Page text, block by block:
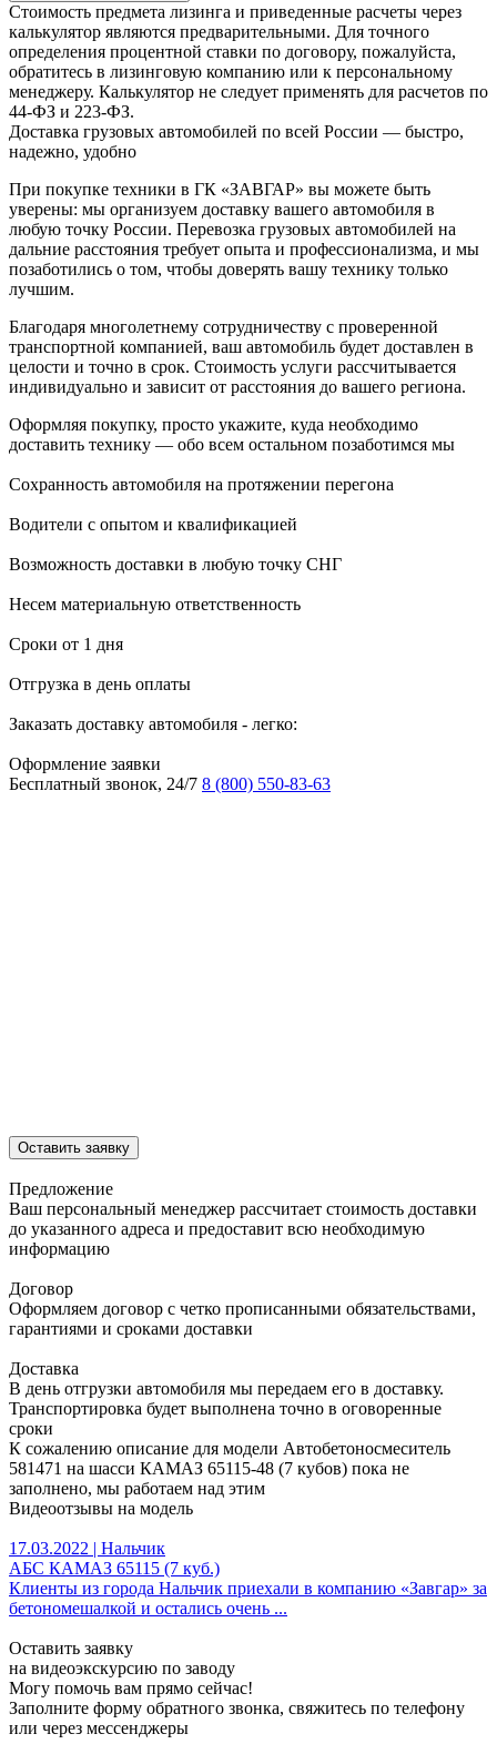
Стоимость предмета лизинга и приведенные расчеты через
калькулятор являются предварительными. Для точного
определения процентной ставки по договору, пожалуйста,
обратитесь в лизинговую компанию или к персональному
менеджеру. Калькулятор не следует применять для расчетов по
44-ФЗ и 223-ФЗ.
Доставка грузовых автомобилей по всей России — быстро,
надежно, удобно
При покупке техники в ГК «ЗАВГАР» вы можете быть
уверены: мы организуем доставку вашего автомобиля в
любую точку России. Перевозка грузовых автомобилей на
дальние расстояния требует опыта и профессионализма, и мы
позаботились о том, чтобы доверять вашу технику только
лучшим.
Благодаря многолетнему сотрудничеству с проверенной
транспортной компанией, ваш автомобиль будет доставлен в
целости и точно в срок. Стоимость услуги рассчитывается
индивидуально и зависит от расстояния до вашего региона.
Оформляя покупку, просто укажите, куда необходимо
доставить технику — обо всем остальном позаботимся мы
Сохранность автомобиля на протяжении перегона
Водители с опытом и квалификацией
Возможность доставки в любую точку СНГ
Несем материальную ответственность
Сроки от 1 дня
Отгрузка в день оплаты
Заказать доставку автомобиля - легко:
Оформление заявки
Бесплатный звонок, 24/7 8 (800) 550-83-63
Оставить заявку
Предложение
Ваш персональный менеджер рассчитает стоимость доставки
до указанного адреса и предоставит всю необходимую
информацию
Договор
Оформляем договор с четко прописанными обязательствами,
гарантиями и сроками доставки
Доставка
В день отгрузки автомобиля мы передаем его в доставку.
Транспортировка будет выполнена точно в оговоренные
сроки
К сожалению описание для модели Автобетоносмеситель
581471 на шасси КАМАЗ 65115-48 (7 кубов) пока не
заполнено, мы работаем над этим
Видеоотзывы на модель
17.03.2022 | Нальчик
АБС КАМАЗ 65115 (7 куб.)
Клиенты из города Нальчик приехали в компанию «Завгар» за
бетономешалкой и остались очень ...
Оставить заявку
на видеоэкскурсию по заводу
Могу помочь вам прямо сейчас!
Заполните форму обратного звонка, свяжитесь по телефону
или через мессенджеры